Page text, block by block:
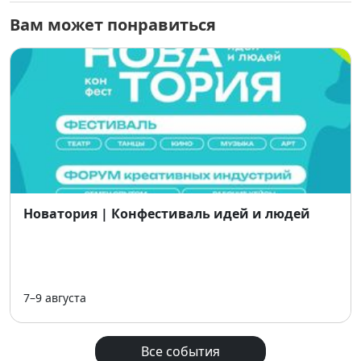
12:00 — размещение участников
17:00 — презентация и тест-драйвы техники
19:00 — официальное открытие
17:00–21:00 — регистрация участников
соревнований
6 сентября
6:00–7:00 — регистрация
14:30–15:30 — взвешивание уловов на главной
сцене
16:00–20:00 — презентации, мастер-классы, тест-
Вам может понравиться
Новатория | Конфестиваль идей и людей
7–9 августа
Все события